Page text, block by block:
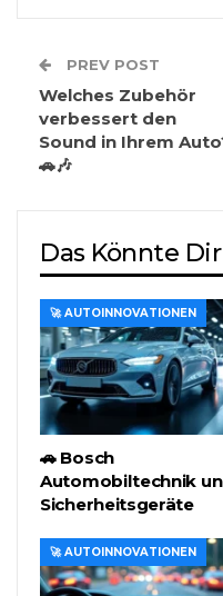
PREV POST
Welches Zubehör
verbessert den
Sound in Ihrem
🚗🎶
Das Könnte
🚀 AUTOINNOVATIONEN
🚗 Bosch
Automobiltechnik
Sicherheitsgeräte
🚀 AUTOINNOVATIONEN